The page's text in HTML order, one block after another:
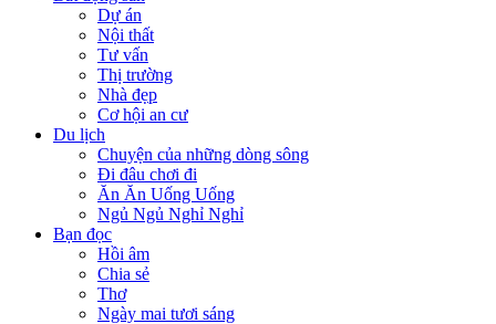
Dự án
Nội thất
Tư vấn
Thị trường
Nhà đẹp
Cơ hội an cư
Du lịch
Chuyện của những dòng sông
Đi đâu chơi đi
Ăn Ăn Uống Uống
Ngủ Ngủ Nghỉ Nghỉ
Bạn đọc
Hồi âm
Chia sẻ
Thơ
Ngày mai tươi sáng